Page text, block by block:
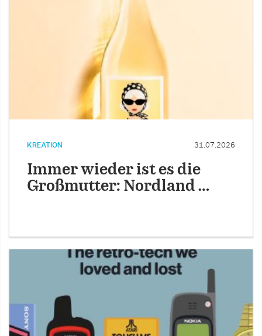
KREATION 31.07.2026
Immer wieder ist es die
Großmutter: Nordland …